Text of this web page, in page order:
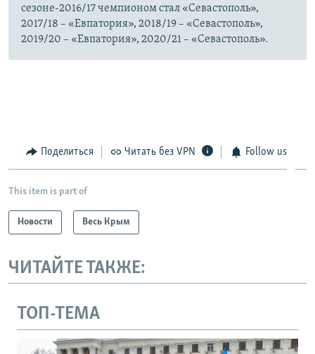
сезоне-2016/17 чемпионом стал «Севастополь»,
2017/18 – «Евпатория», 2018/19 – «Севастополь»,
2019/20 – «Евпатория», 2020/21 – «Севастополь».
Поделиться Читать без VPN Follow us
This item is part of
Новости Весь Крым
ЧИТАЙТЕ ТАКЖЕ:
ТОП-ТЕМА